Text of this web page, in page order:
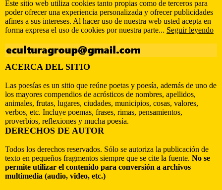
Este sitio web utiliza cookies tanto propias como de terceros para
poder ofrecer una experiencia personalizada y ofrecer publicidades
afines a sus intereses. Al hacer uso de nuestra web usted acepta en
forma expresa el uso de cookies por nuestra parte... Seguir leyendo
ACERCA DEL SITIO
Las poesías es un sitio que reúne poetas y poesía, además de uno de
los mayores compendios de acrósticos de nombres, apellidos,
animales, frutas, lugares, ciudades, municipios, cosas, valores,
verbos, etc. Incluye poemas, frases, rimas, pensamientos,
proverbios, reflexiones y mucha poesía.
DERECHOS DE AUTOR
Todos los derechos reservados. Sólo se autoriza la publicación de
texto en pequeños fragmentos siempre que se cite la fuente. No se
permite utilizar el contenido para conversión a archivos
multimedia (audio, video, etc.)